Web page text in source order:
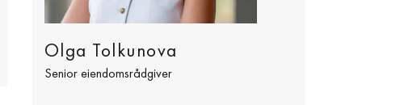
Olga Tolkunova
Senior eiendomsrådgiver